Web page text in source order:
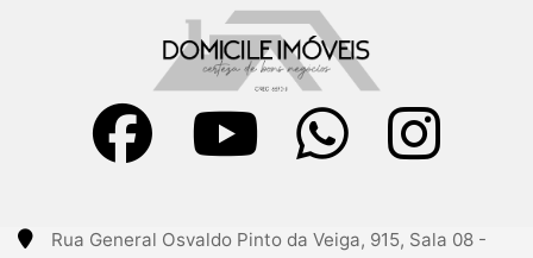
Rua General Osvaldo Pinto da Veiga, 915, Sala 08 -